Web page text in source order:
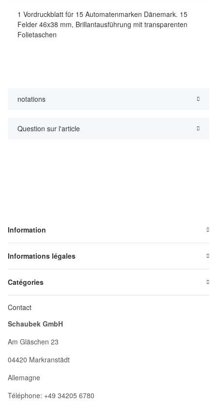
1 Vordruckblatt für 15 Automatenmarken Dänemark. 15
Felder 46x38 mm, Brillantausführung mit transparenten
Folietaschen
notations
Question sur l'article
Information
Informations légales
Catégories
Contact
Schaubek GmbH
Am Gläschen 23
04420 Markranstädt
Allemagne
Téléphone: +49 34205 6780